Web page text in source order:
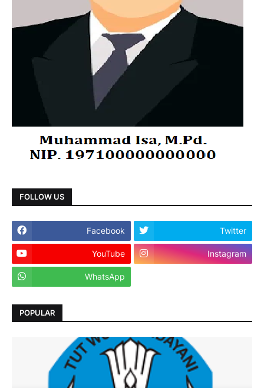
FOLLOW US
Facebook Twitter
YouTube Instagram
WhatsApp
POPULAR